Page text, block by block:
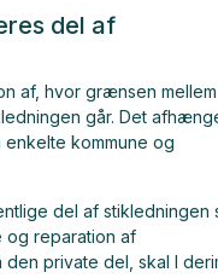
del af
af, hvor grænsen mellem
går. Det
kommune og
del af stikledningen
og reparation af
private del, skal I